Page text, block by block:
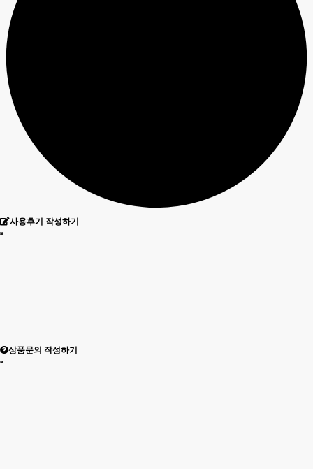
사용후기 작성하기
상품문의 작성하기